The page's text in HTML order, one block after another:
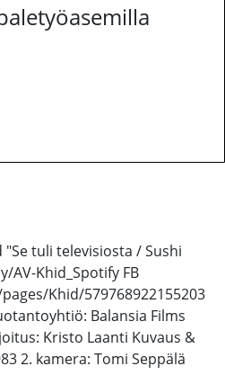
tuli televisiosta / Sushi
Khid_Spotify FB
Khid/579768922155203
Balansia Films
Kristo Laanti Kuvaus &
2. kamera: Tomi Seppälä